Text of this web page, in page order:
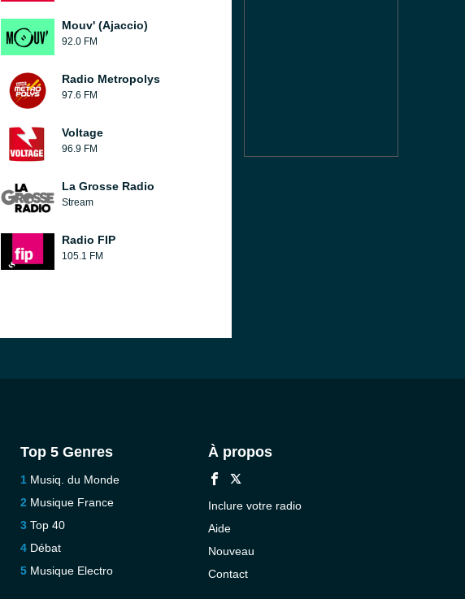
Mouv' (Ajaccio)
92.0 FM
Radio Metropolys
97.6 FM
Voltage
96.9 FM
La Grosse Radio
Stream
Radio FIP
105.1 FM
Top 5 Genres
Musiq. du Monde
Musique France
Top 40
Débat
Musique Electro
À propos
Inclure votre radio
Aide
Nouveau
Contact